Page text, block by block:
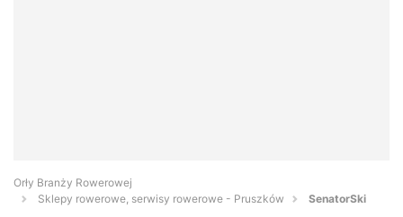
Orły Branży Rowerowej
Sklepy rowerowe, serwisy rowerowe - Pruszków
SenatorSki